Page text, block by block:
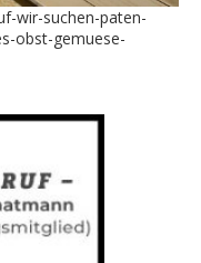
wir-suchen-paten-
obst-gemuese-